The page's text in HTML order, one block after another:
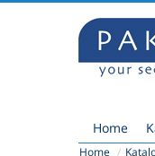
Home
Home /